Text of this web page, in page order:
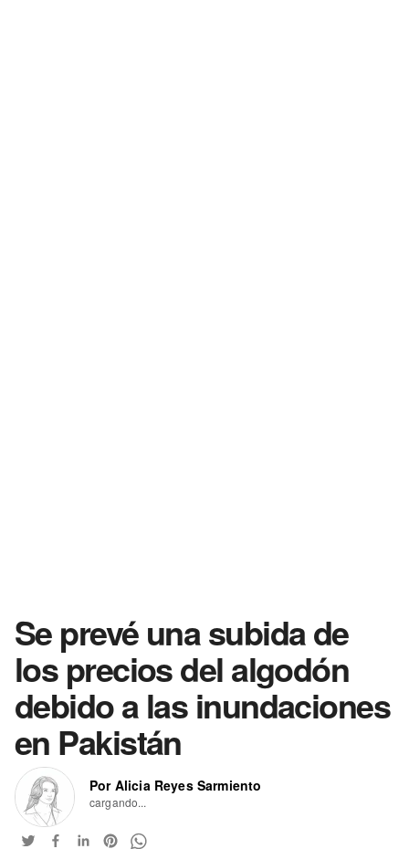
Se prevé una subida de
los precios del algodón
debido a las inundaciones
en Pakistán
Por Alicia Reyes Sarmiento
cargando...